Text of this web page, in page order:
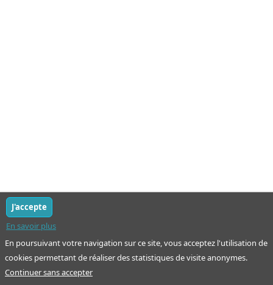
En poursuivant votre navigation sur ce site, vous acceptez l'utilisation de
cookies permettant de réaliser des statistiques de visite anonymes.
En savoir plus
J'accepte
Continuer sans accepter